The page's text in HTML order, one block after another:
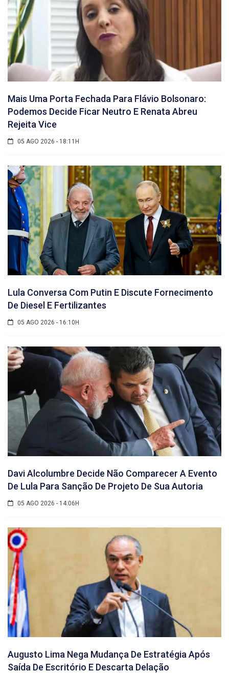
Mais Uma Porta Fechada Para Flávio Bolsonaro:
Podemos Decide Ficar Neutro E Renata Abreu
Rejeita Vice
05 AGO 2026 - 18:11H
Lula Conversa Com Putin E Discute Fornecimento
De Diesel E Fertilizantes
05 AGO 2026 - 16:10H
Davi Alcolumbre Decide Não Comparecer A Evento
De Lula Para Sanção De Projeto De Sua Autoria
05 AGO 2026 - 14:06H
Augusto Lima Nega Mudança De Estratégia Após
Saída De Escritório E Descarta Delação